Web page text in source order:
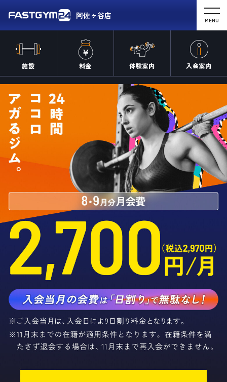
阿佐ヶ谷店 MENU
施設 料金 体験案内 入会案内